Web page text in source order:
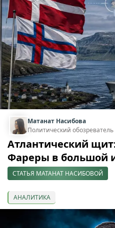
Матанат Насибова
Политический обозреватель
Атлантический
Фареры в большой
СТАТЬЯ МАТАНАТ НАСИБОВОЙ
АНАЛИТИКА